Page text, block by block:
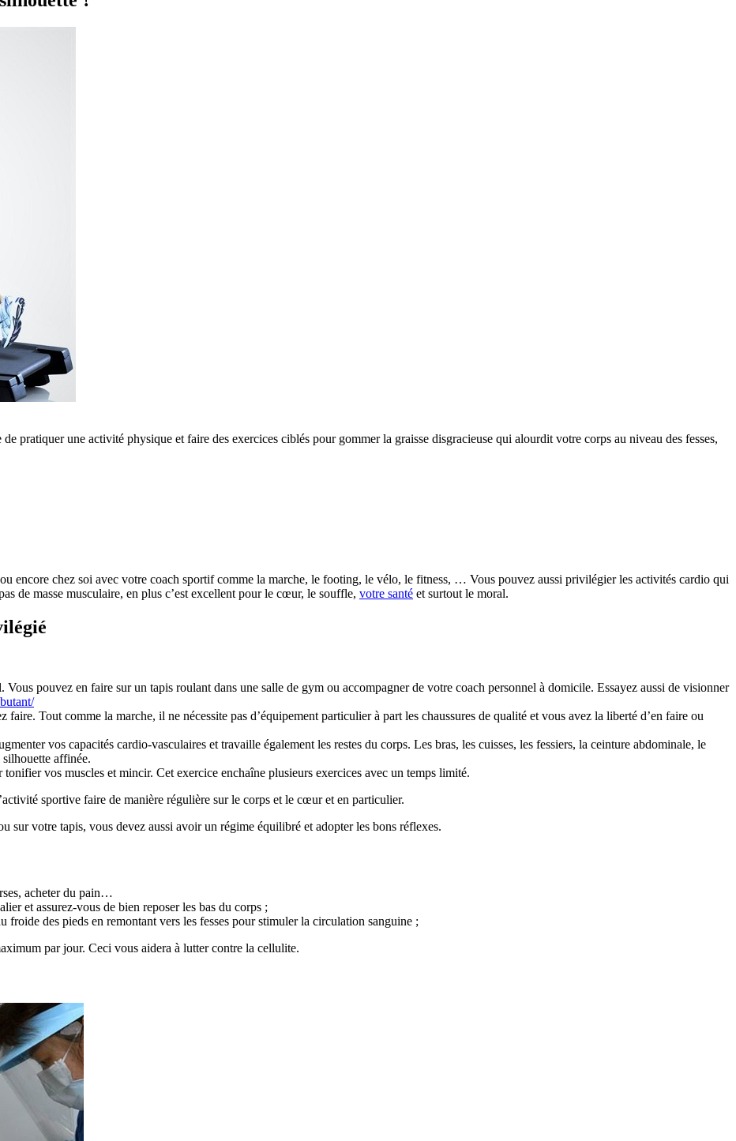
pratiquer une activité physique et faire des exercices ciblés pour gommer la graisse disgracieuse qui alourdit votre corps au niveau des fesses,
encore chez soi avec votre coach sportif comme la marche, le footing, le vélo, le fitness, … Vous pouvez aussi privilégier les activités cardio qui
de masse musculaire, en plus c’est excellent pour le cœur, le souffle, votre santé et surtout le moral.
Vous pouvez en faire sur un tapis roulant dans une salle de gym ou accompagner de votre coach personnel à domicile. Essayez aussi de visionner
Tout comme la marche, il ne nécessite pas d’équipement particulier à part les chaussures de qualité et vous avez la liberté d’en faire ou
vos capacités cardio-vasculaires et travaille également les restes du corps. Les bras, les cuisses, les fessiers, la ceinture abdominale, le
affinée.
vos muscles et mincir. Cet exercice enchaîne plusieurs exercices avec un temps limité.
sportive faire de manière régulière sur le corps et le cœur et en particulier.
sur votre tapis, vous devez aussi avoir un régime équilibré et adopter les bons réflexes.
acheter du pain…
et assurez-vous de bien reposer les bas du corps ;
froide des pieds en remontant vers les fesses pour stimuler la circulation sanguine ;
par jour. Ceci vous aidera à lutter contre la cellulite.